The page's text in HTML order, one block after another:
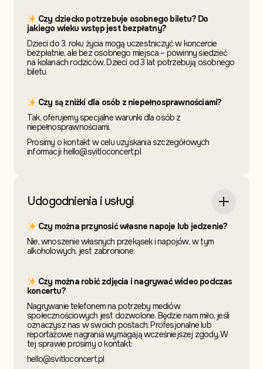
Czy dziecko potrzebuje osobnego biletu? Do
jakiego wieku wstęp jest bezpłatny?
Dzieci do 3. roku życia mogą uczestniczyć w koncercie
bezpłatnie, ale bez osobnego miejsca – powinny siedzieć
na kolanach rodziców. Dzieci od 3 lat potrzebują osobnego
biletu.
Czy są zniżki dla osób z niepełnosprawnościami?
Tak, oferujemy specjalne warunki dla osób z
niepełnosprawnościami.
Prosimy o kontakt w celu uzyskania szczegółowych
informacji: hello@svitloconcert.pl
Udogodnienia i usługi
Czy można przynosić własne napoje lub jedzenie?
Nie, wnoszenie własnych przekąsek i napojów, w tym
alkoholowych, jest zabronione.
Czy można robić zdjęcia i nagrywać wideo podczas
koncertu?
Nagrywanie telefonem na potrzeby mediów
społecznościowych jest dozwolone. Będzie nam miło, jeśli
oznaczysz nas w swoich postach. Profesjonalne lub
reportażowe nagrania wymagają wcześniejszej zgody. W
tej sprawie prosimy o kontakt:
hello@svitloconcert.pl